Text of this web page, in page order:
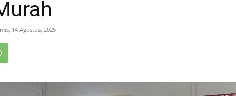
14 Agustus, 2025